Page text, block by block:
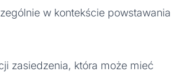
w kontekście powstawania
zasiedzenia, która może mieć